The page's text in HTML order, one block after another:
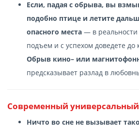
Если, падая с обрыва, вы
подобно птице и летите
опасного места — в
подъем и с успехом доведете до
Обрыв кино– или
предсказывает разлад в
Современный
Ничто во сне не вызывает